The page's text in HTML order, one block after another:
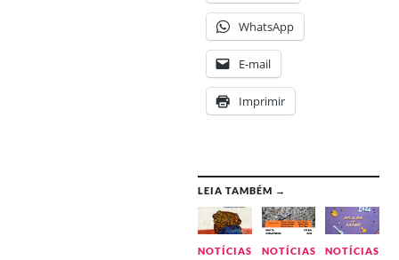
WhatsApp
E-mail
Imprimir
LEIA TAMBÉM →
NOTÍCIAS NOTÍCIAS NOTÍCIAS